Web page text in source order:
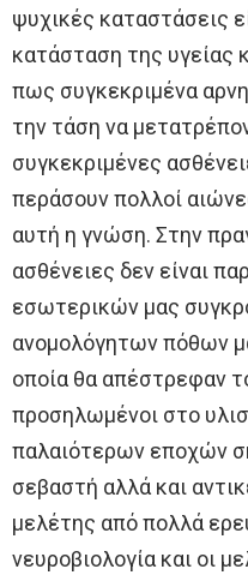
ψυχικές καταστάσεις
κατάσταση της υγείας
πως συγκεκριμένα
την τάση να
συγκεκριμένες
περάσουν πολλοί
αυτή η γνώση. Στην
ασθένειες δεν είναι
εσωτερικών μας
ανομολόγητων πόθων
οποία θα απέστρεφαν
προσηλωμένοι στο
παλαιότερων εποχών
σεβαστή αλλά και
μελέτης από πολλά
νευροβιολογία και οι